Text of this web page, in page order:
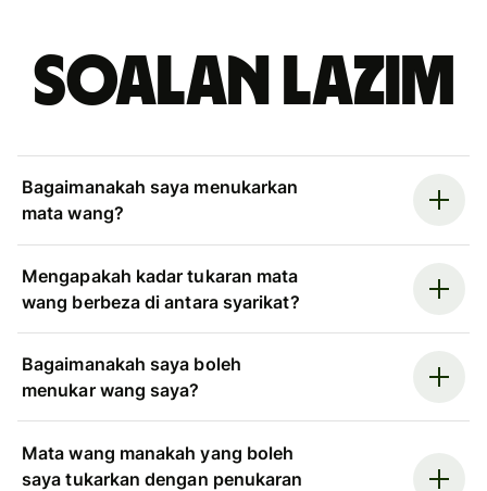
Soalan Lazim
Bagaimanakah saya menukarkan
mata wang?
Mengapakah kadar tukaran mata
wang berbeza di antara syarikat?
Bagaimanakah saya boleh
menukar wang saya?
Mata wang manakah yang boleh
saya tukarkan dengan penukaran